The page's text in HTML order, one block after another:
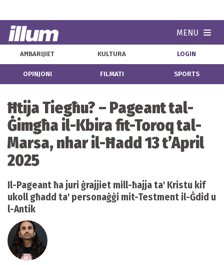
MENU
AĦBARIJIET KULTURA LOGIN
OPINJONI FILMATI SPORTS
Ħtija Tiegħu? – Pageant tal-
Ġimgħa il-Kbira fit-Toroq tal-
Marsa, nhar il-Ħadd 13 t’April
2025
Il-Pageant ħa juri ġrajjiet mill-ħajja ta' Kristu kif
ukoll għadd ta' personaġġi mit-Testment il-Ġdid u
l-Antik